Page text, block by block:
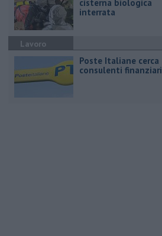
cisterna biologica
interrata
Lavoro
Poste Italiane cerca
consulenti finanziari